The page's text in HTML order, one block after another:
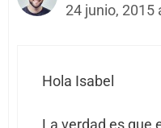
24 junio, 2015
Hola Isabel
La verdad es que